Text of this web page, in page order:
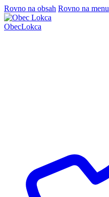
Rovno na obsah Rovno na menu
ObecLokca